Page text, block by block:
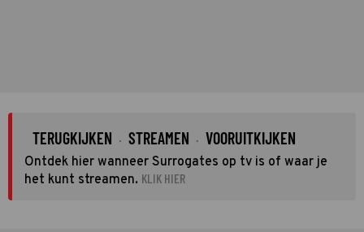
TERUGKIJKEN · STREAMEN · VOORUITKIJKEN
Ontdek hier wanneer Surrogates op tv is of waar je
het kunt streamen. KLIK HIER